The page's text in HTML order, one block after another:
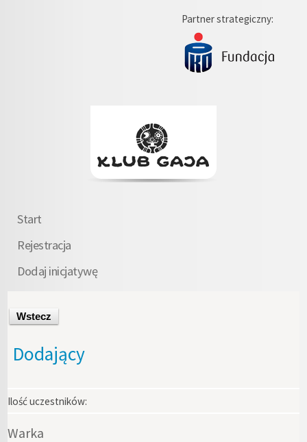
Partner strategiczny:
Start
Rejestracja
Dodaj inicjatywę
Wstecz
Dodający
Ilość uczestników:
Warka